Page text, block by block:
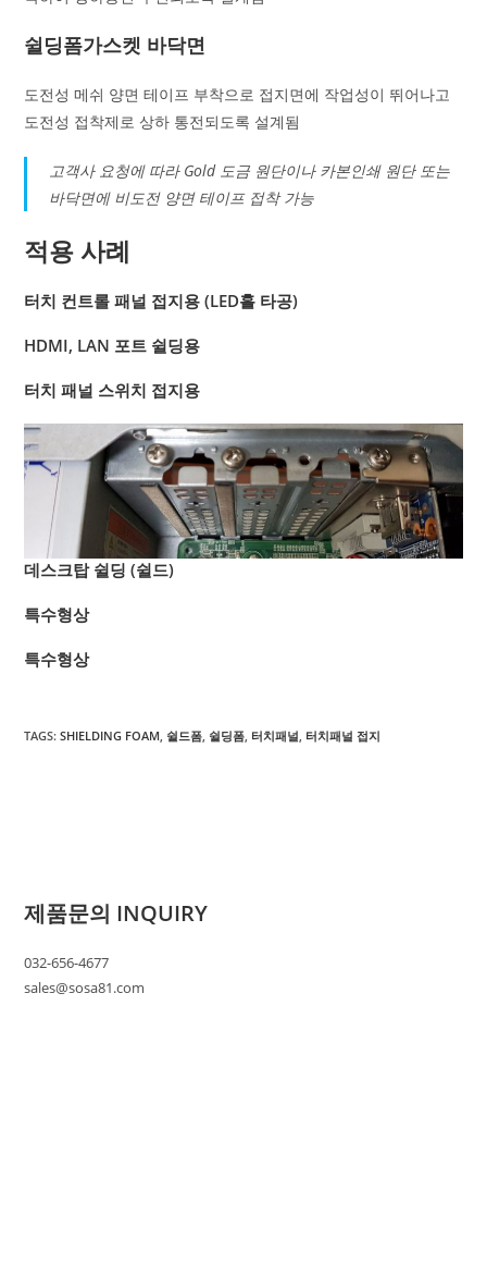
쉴딩폼가스켓 바닥면
도전성 메쉬 양면 테이프 부착으로 접지면에 작업성이 뛰어나고
도전성 접착제로 상하 통전되도록 설계됨
고객사 요청에 따라 Gold 도금 원단이나 카본인쇄 원단 또는
바닥면에 비도전 양면 테이프 접착 가능
적용 사례
터치 컨트롤 패널 접지용 (LED홀 타공)
HDMI, LAN 포트 쉴딩용
터치 패널 스위치 접지용
데스크탑 쉴딩 (쉴드)
특수형상
특수형상
TAGS:SHIELDING FOAM 쉴드폼 쉴딩폼 터치패널 터치패널 접지
제품문의 INQUIRY
032-656-4677
sales@sosa81.com